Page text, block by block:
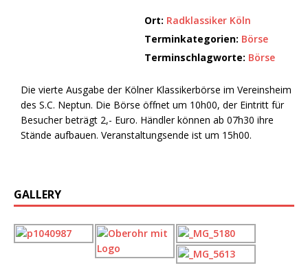
Ort: Radklassiker Köln
Terminkategorien: Börse
Terminschlagworte: Börse
Die vierte Ausgabe der Kölner Klassikerbörse im Vereinsheim
des S.C. Neptun. Die Börse öffnet um 10h00, der Eintritt für
Besucher beträgt 2,- Euro. Händler können ab 07h30 ihre
Stände aufbauen. Veranstaltungsende ist um 15h00.
GALLERY